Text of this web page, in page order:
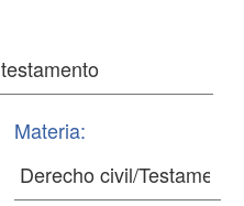
Materia: